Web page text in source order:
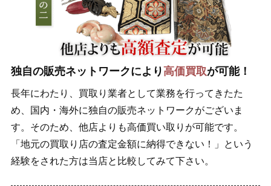
独自の販売ネットワークにより 高価買取が可能！
長年にわたり、買取り業者として業務を行ってきたた
め、国内・海外に独自の販売ネットワークがございま
す。そのため、他店よりも高価買い取りが可能です。
「地元の買取り店の査定金額に納得できない！」という
経験をされた方は当店と比較してみて下さい。